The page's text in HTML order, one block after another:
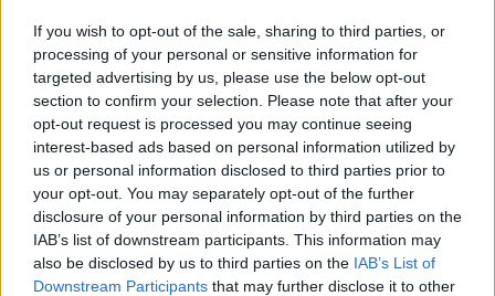
If you wish to opt-out of the sale, sharing to third parties, or
processing of your personal or sensitive information for
targeted advertising by us, please use the below opt-out
section to confirm your selection. Please note that after your
opt-out request is processed you may continue seeing
interest-based ads based on personal information utilized by
us or personal information disclosed to third parties prior to
your opt-out. You may separately opt-out of the further
disclosure of your personal information by third parties on the
IAB’s list of downstream participants. This information may
also be disclosed by us to third parties on the IAB’s List of
Downstream Participants that may further disclose it to other